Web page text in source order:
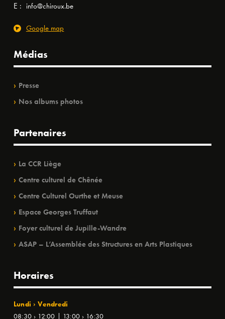
E : info@chiroux.be
Google map
Médias
Presse
Nos albums photos
Partenaires
La CCR Liège
Centre culturel de Chênée
Centre Culturel Ourthe et Meuse
Espace Georges Truffaut
Foyer culturel de Jupille-Wandre
ASAP – L’Assemblée des Structures en Arts Plastiques
Horaires
Lundi › Vendredi
08:30 › 12:00 | 13:00 › 16:30